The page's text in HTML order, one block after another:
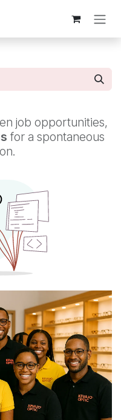
job opportunities,
for a spontaneous